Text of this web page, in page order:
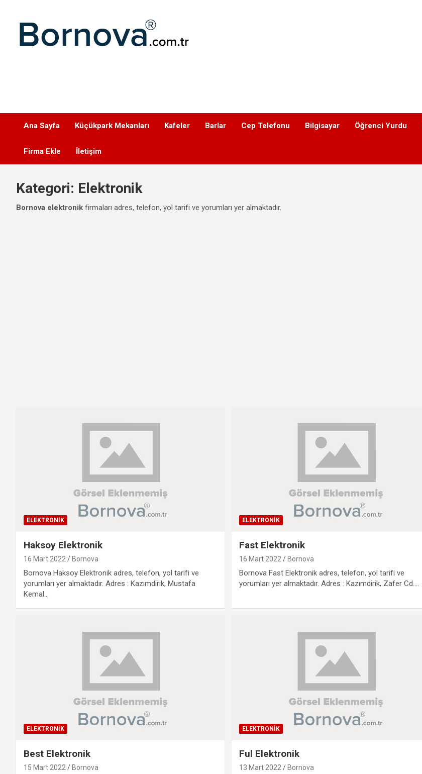
Ana Sayfa Küçükpark Mekanları Kafeler Barlar Cep Telefonu Bilgisayar Öğrenci Yurdu
Firma Ekle İletişim
Kategori: Elektronik
Bornova elektronik firmaları adres, telefon, yol tarifi ve yorumları yer almaktadır.
ELEKTRONIK
Haksoy Elektronik
16 Mart 2022 Bornova
Bornova Haksoy Elektronik adres, telefon, yol tarifi ve
yorumları yer almaktadır. Adres : Kazımdirik, Mustafa
Kemal…
ELEKTRONIK
Fast Elektronik
16 Mart 2022 Bornova
Bornova Fast Elektronik adres, telefon, yol tarifi ve
yorumları yer almaktadır. Adres : Kazımdirik, Zafer Cd.…
ELEKTRONIK
Best Elektronik
15 Mart 2022 Bornova
ELEKTRONIK
Ful Elektronik
13 Mart 2022 Bornova